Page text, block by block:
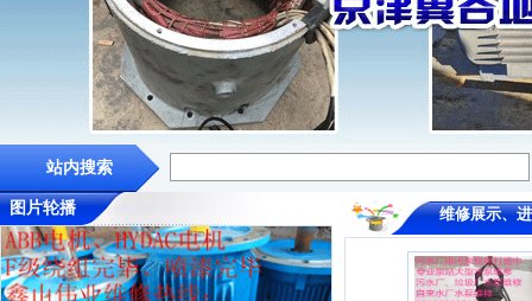
站内搜索
图片轮播 维修展示、进